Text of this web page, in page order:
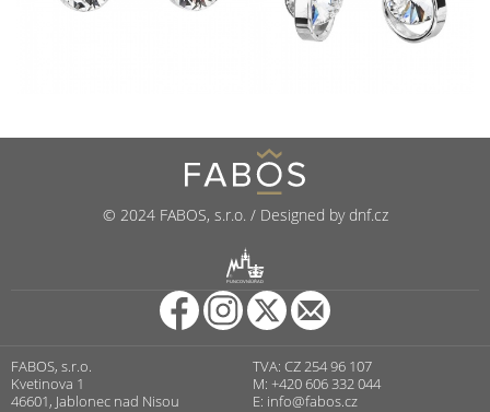
© 2024 FABOS, s.r.o. / Designed by dnf.cz
PUNCOVNÍ ÚŘAD
FABOS, s.r.o.
Kvetinova 1
46601, Jablonec nad Nisou
TVA: CZ 254 96 107
M: +420 606 332 044
E: info@fabos.cz